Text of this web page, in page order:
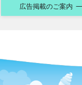
広告掲載のご案内